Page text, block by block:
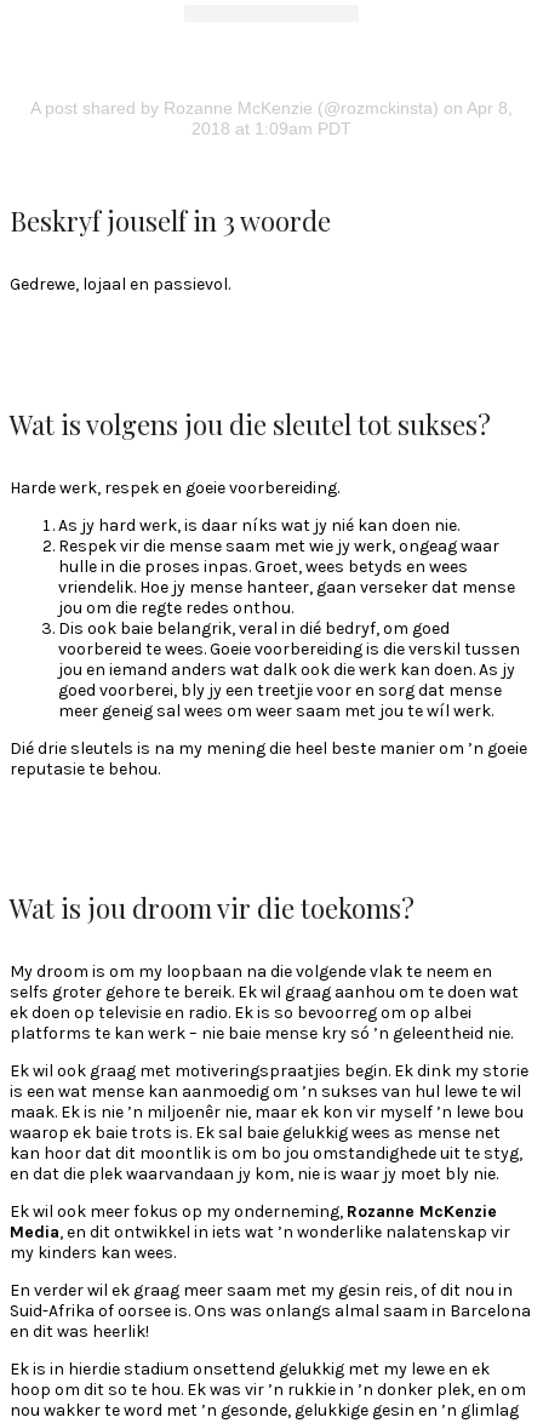
A post shared by Rozanne McKenzie (@rozmckinsta) on Apr 8,
2018 at 1:09am PDT
Beskryf jouself in 3 woorde
Gedrewe, lojaal en passievol.
Wat is volgens jou die sleutel tot sukses?
Harde werk, respek en goeie voorbereiding.
As jy hard werk, is daar níks wat jy nié kan doen nie.
Respek vir die mense saam met wie jy werk, ongeag waar
hulle in die proses inpas. Groet, wees betyds en wees
vriendelik. Hoe jy mense hanteer, gaan verseker dat mense
jou om die regte redes onthou.
Dis ook baie belangrik, veral in dié bedryf, om goed
voorbereid te wees. Goeie voorbereiding is die verskil tussen
jou en iemand anders wat dalk ook die werk kan doen. As jy
goed voorberei, bly jy een treetjie voor en sorg dat mense
meer geneig sal wees om weer saam met jou te wíl werk.
Dié drie sleutels is na my mening die heel beste manier om ’n goeie
reputasie te behou.
Wat is jou droom vir die toekoms?
My droom is om my loopbaan na die volgende vlak te neem en
selfs groter gehore te bereik. Ek wil graag aanhou om te doen wat
ek doen op televisie en radio. Ek is so bevoorreg om op albei
platforms te kan werk – nie baie mense kry só ’n geleentheid nie.
Ek wil ook graag met motiveringspraatjies begin. Ek dink my storie
is een wat mense kan aanmoedig om ’n sukses van hul lewe te wil
maak. Ek is nie ’n miljoenêr nie, maar ek kon vir myself ’n lewe bou
waarop ek baie trots is. Ek sal baie gelukkig wees as mense net
kan hoor dat dit moontlik is om bo jou omstandighede uit te styg,
en dat die plek waarvandaan jy kom, nie is waar jy moet bly nie.
Ek wil ook meer fokus op my onderneming, Rozanne McKenzie
Media, en dit ontwikkel in iets wat ’n wonderlike nalatenskap vir
my kinders kan wees.
En verder wil ek graag meer saam met my gesin reis, of dit nou in
Suid-Afrika of oorsee is. Ons was onlangs almal saam in Barcelona
en dit was heerlik!
Ek is in hierdie stadium onsettend gelukkig met my lewe en ek
hoop om dit so te hou. Ek was vir ’n rukkie in ’n donker plek, en om
nou wakker te word met ’n gesonde, gelukkige gesin en ’n glimlag